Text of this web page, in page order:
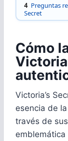
4 Preguntas
Secret
Cómo
Victoria’s
esencia de
través de
emblemática